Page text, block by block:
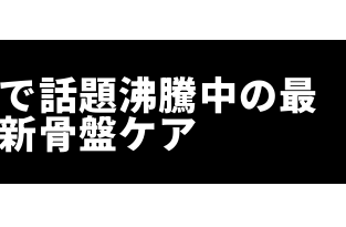
話題沸騰中の最
骨盤ケア